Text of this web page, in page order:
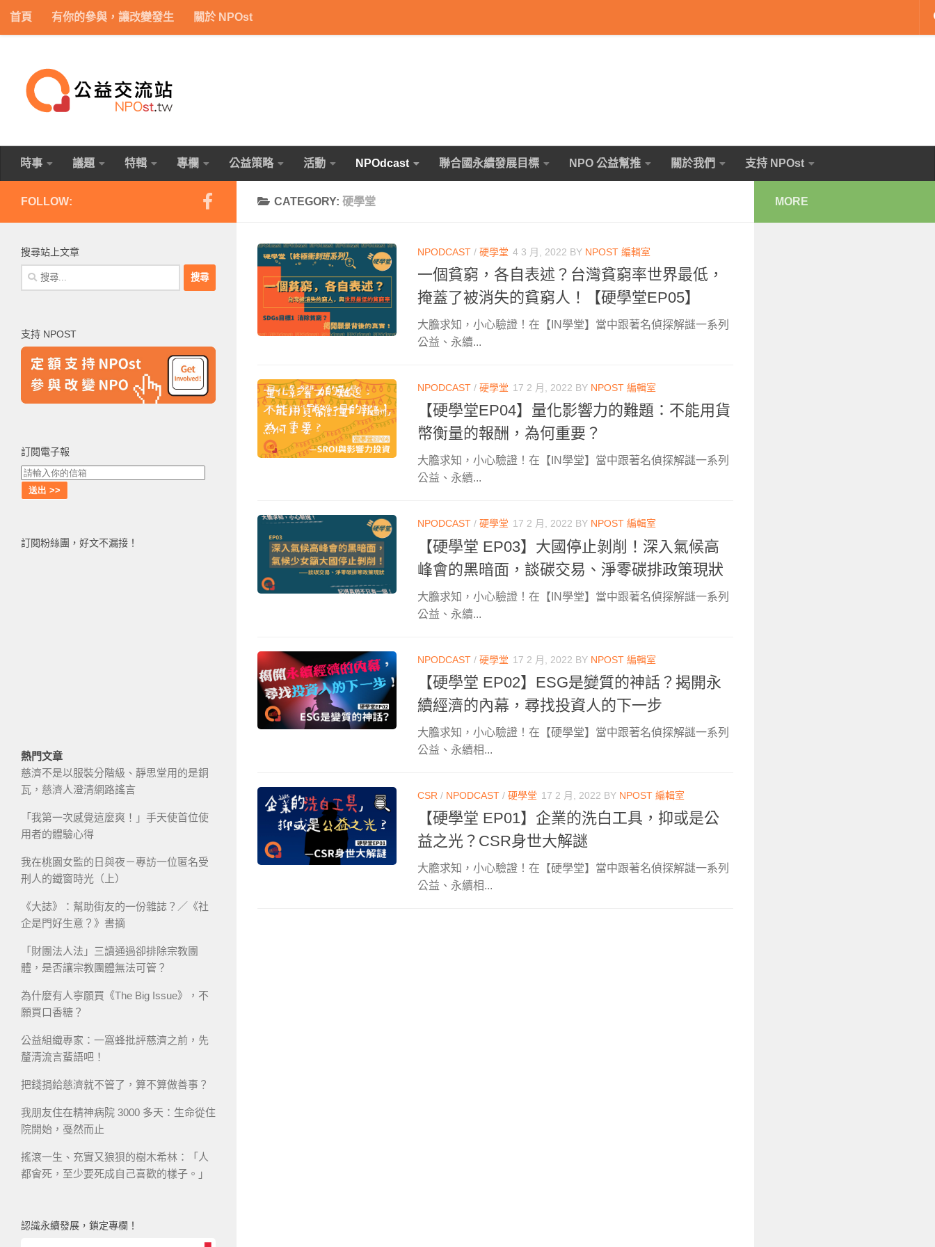
Skip to content
首頁 有你的參與，讓改變發生 關於 NPOst
時事 議題 特輯 專欄 公益策略 活動 NPOdcast 聯合國永續發展目標 NPO 公益幫推 關於我們 支持 NPOst
CATEGORY: 硬學堂
NPODCAST / 硬學堂 4 3 月, 2022 BY NPOST 編輯室
一個貧窮，各自表述？台灣貧窮率世界最低，
掩蓋了被消失的貧窮人！【硬學堂EP05】
大膽求知，小心驗證！在【IN學堂】當中跟著名偵探解謎一系列
公益、永續...
NPODCAST / 硬學堂 17 2 月, 2022 BY NPOST 編輯室
【硬學堂EP04】量化影響力的難題：不能用貨
幣衡量的報酬，為何重要？
大膽求知，小心驗證！在【IN學堂】當中跟著名偵探解謎一系列
公益、永續...
NPODCAST / 硬學堂 17 2 月, 2022 BY NPOST 編輯室
【硬學堂 EP03】大國停止剝削！深入氣候高
峰會的黑暗面，談碳交易、淨零碳排政策現狀
大膽求知，小心驗證！在【IN學堂】當中跟著名偵探解謎一系列
公益、永續...
NPODCAST / 硬學堂 17 2 月, 2022 BY NPOST 編輯室
【硬學堂 EP02】ESG是變質的神話？揭開永
續經濟的內幕，尋找投資人的下一步
大膽求知，小心驗證！在【硬學堂】當中跟著名偵探解謎一系列
公益、永續相...
CSR / NPODCAST / 硬學堂 17 2 月, 2022 BY NPOST 編輯室
【硬學堂 EP01】企業的洗白工具，抑或是公
益之光？CSR身世大解謎
大膽求知，小心驗證！在【硬學堂】當中跟著名偵探解謎一系列
公益、永續相...
FOLLOW:
搜尋站上文章
搜
尋
字:
支持 NPOST
訂閱電子報
訂閱粉絲團，好文不漏接！
熱門文章
慈濟不是以服裝分階級、靜思堂用的是銅
瓦，慈濟人澄清網路謠言
「我第一次感覺這麼爽！」手天使首位使
用者的體驗心得
我在桃園女監的日與夜－專訪一位匿名受
刑人的鐵窗時光（上）
《大誌》：幫助街友的一份雜誌？／《社
企是門好生意？》書摘
「財團法人法」三讀通過卻排除宗教團
體，是否讓宗教團體無法可管？
為什麼有人寧願買《The Big Issue》，不
願買口香糖？
公益組織專家：一窩蜂批評慈濟之前，先
釐清流言蜚語吧！
把錢捐給慈濟就不管了，算不算做善事？
我朋友住在精神病院 3000 多天：生命從住
院開始，戞然而止
搖滾一生、充實又狼狽的樹木希林：「人
都會死，至少要死成自己喜歡的樣子。」
認識永續發展，鎖定專欄！
MORE